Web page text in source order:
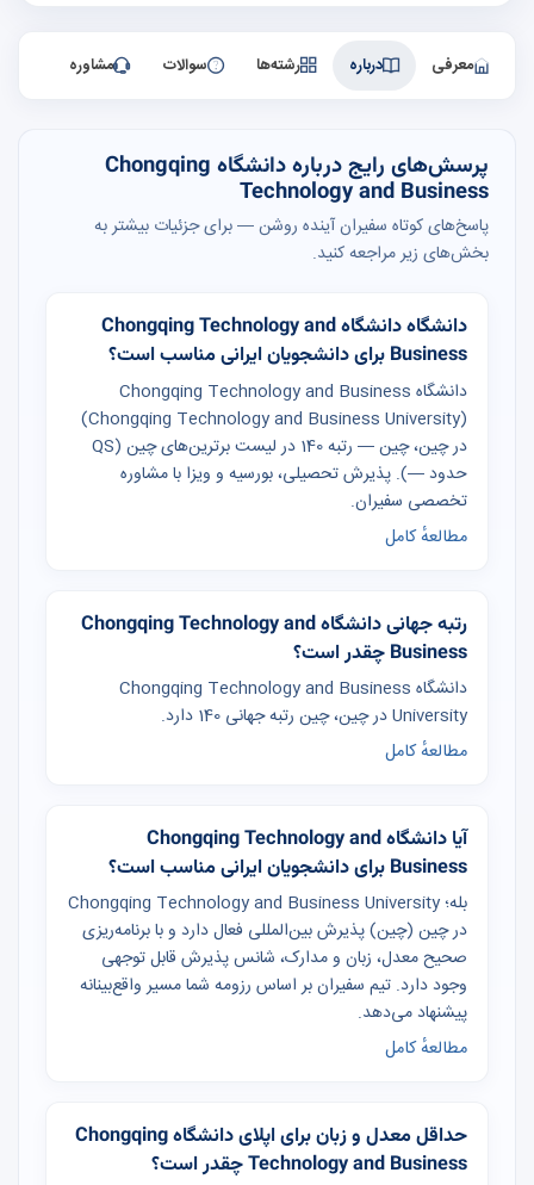
معرفی درباره رشته‌ها سوالات مشاوره
پرسش‌های رایج درباره دانشگاه Chongqing
Technology and Business
پاسخ‌های کوتاه سفیران آینده روشن — برای جزئیات بیشتر به
بخش‌های زیر مراجعه کنید.
دانشگاه دانشگاه Chongqing Technology and
Business برای دانشجویان ایرانی مناسب است؟
دانشگاه Chongqing Technology and Business
(Chongqing Technology and Business University)
در چین، چین — رتبه 140 در لیست برترین‌های چین (QS
حدود —). پذیرش تحصیلی، بورسیه و ویزا با مشاوره
تخصصی سفیران.
مطالعهٔ کامل
رتبه جهانی دانشگاه Chongqing Technology and
Business چقدر است؟
دانشگاه Chongqing Technology and Business
University در چین، چین رتبه جهانی 140 دارد.
مطالعهٔ کامل
آیا دانشگاه Chongqing Technology and
Business برای دانشجویان ایرانی مناسب است؟
بله؛ Chongqing Technology and Business University
در چین (چین) پذیرش بین‌المللی فعال دارد و با برنامه‌ریزی
صحیح معدل، زبان و مدارک، شانس پذیرش قابل توجهی
وجود دارد. تیم سفیران بر اساس رزومه شما مسیر واقع‌بینانه
پیشنهاد می‌دهد.
مطالعهٔ کامل
حداقل معدل و زبان برای اپلای دانشگاه Chongqing
Technology and Business چقدر است؟